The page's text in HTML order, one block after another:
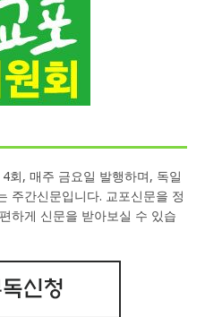
회, 매주 금요일 발행하며, 독일
주간신문입니다. 교포신문을 정
하게 신문을 받아보실 수 있습